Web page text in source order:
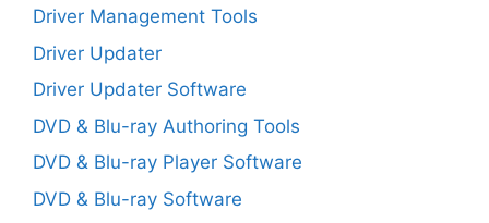
Driver Management Tools
Driver Updater
Driver Updater Software
DVD & Blu-ray Authoring Tools
DVD & Blu-ray Player Software
DVD & Blu-ray Software